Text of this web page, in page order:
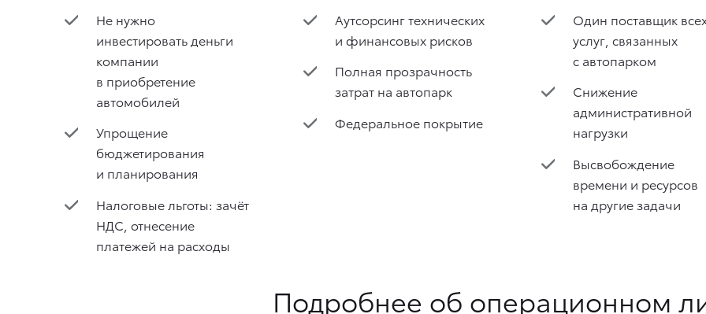
Не нужно
инвестировать деньги
компании
в приобретение
автомобилей
Упрощение
бюджетирования
и планирования
Налоговые льготы: зачёт
НДС, отнесение
платежей на расходы
Аутсорсинг технических
и финансовых рисков
Полная прозрачность
затрат на автопарк
Федеральное покрытие
Один поставщик
услуг, связанных
с автопарком
Снижение
административной
нагрузки
Высвобождение
времени и ресурсов
на другие задачи
Подробнее об операционном